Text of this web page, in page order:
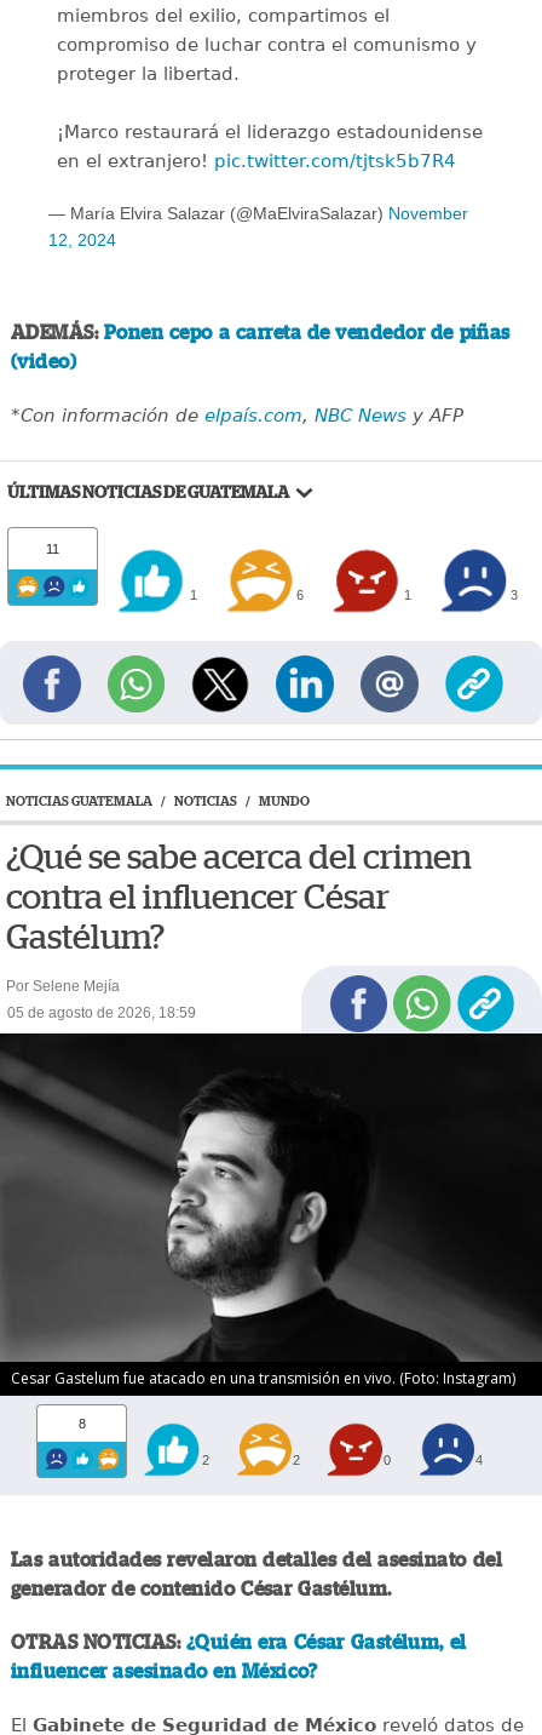
miembros del exilio, compartimos el
compromiso de luchar contra el comunismo y
proteger la libertad.
¡Marco restaurará el liderazgo estadounidense
en el extranjero! pic.twitter.com/tjtsk5b7R4
— María Elvira Salazar (@MaElviraSalazar) November
12, 2024
ADEMÁS:Ponen cepo a carreta de vendedor de piñas
(video)
*Con información deelpaís.com, NBC Newsy AFP
ÚLTIMAS NOTICIAS DE GUATEMALA
11
1 6 1 3
NOTICIAS GUATEMALA / NOTICIAS / MUNDO
¿Qué se sabe acerca del crimen
contra el influencer César
Gastélum?
Por Selene Mejía
05 de agosto de 2026, 18:59
Cesar Gastelum fue atacado en una transmisión en vivo. (Foto: Instagram)
8
2 2 0 4
Las autoridades revelaron detalles del asesinato del
generador de contenido César Gastélum.
OTRAS NOTICIAS: ¿Quién era César Gastélum, el
influencer asesinado en México?
El Gabinete de Seguridad de Méxicoreveló datos de